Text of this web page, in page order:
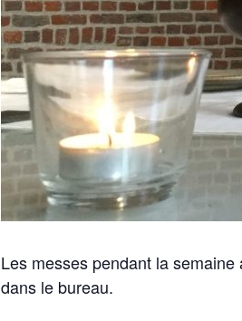
Les messes pendant la
dans le bureau.